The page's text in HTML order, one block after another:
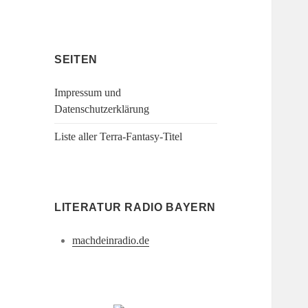
SEITEN
Impressum und
Datenschutzerklärung
Liste aller Terra-Fantasy-Titel
LITERATUR RADIO BAYERN
machdeinradio.de